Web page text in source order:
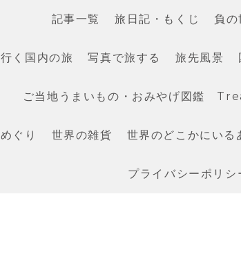
記事一覧 旅日記・もくじ 負
く国内の旅 写真で旅する 旅先風景
ご当地うまいもの・おみやげ図鑑
ぐり 世界の雑貨 世界のどこかにいる
プライバシーポリ